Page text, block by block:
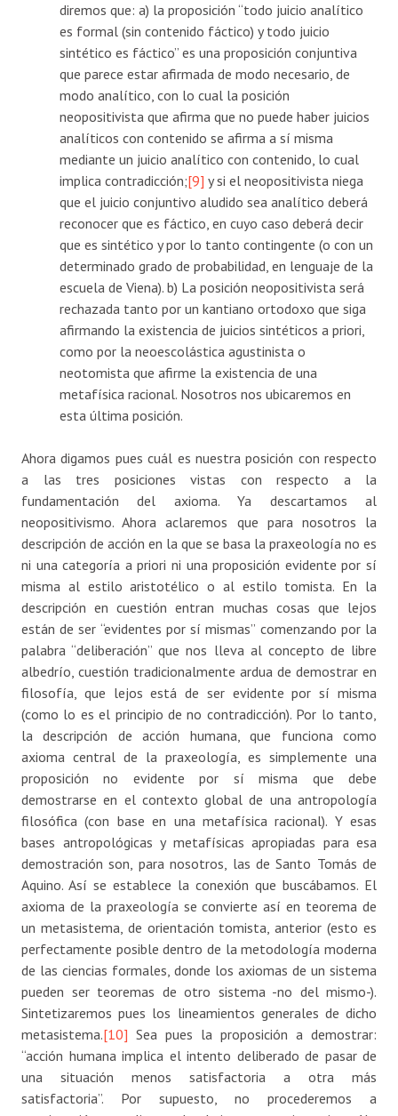
diremos que: a) la proposición “todo juicio analítico
es formal (sin contenido fáctico) y todo juicio
sintético es fáctico” es una proposición conjuntiva
que parece estar afirmada de modo necesario, de
modo analítico, con lo cual la posición
neopositivista que afirma que no puede haber juicios
analíticos con contenido se afirma a sí misma
mediante un juicio analítico con contenido, lo cual
implica contradicción;[9] y si el neopositivista niega
que el juicio conjuntivo aludido sea analítico deberá
reconocer que es fáctico, en cuyo caso deberá decir
que es sintético y por lo tanto contingente (o con un
determinado grado de probabilidad, en lenguaje de la
escuela de Viena). b) La posición neopositivista será
rechazada tanto por un kantiano ortodoxo que siga
afirmando la existencia de juicios sintéticos a priori,
como por la neoescolástica agustinista o
neotomista que afirme la existencia de una
metafísica racional. Nosotros nos ubicaremos en
esta última posición.
Ahora digamos pues cuál es nuestra posición con respecto
a las tres posiciones vistas con respecto a la
fundamentación del axioma. Ya descartamos al
neopositivismo. Ahora aclaremos que para nosotros la
descripción de acción en la que se basa la praxeología no es
ni una categoría a priori ni una proposición evidente por sí
misma al estilo aristotélico o al estilo tomista. En la
descripción en cuestión entran muchas cosas que lejos
están de ser “evidentes por sí mismas” comenzando por la
palabra “deliberación” que nos lleva al concepto de libre
albedrío, cuestión tradicionalmente ardua de demostrar en
filosofía, que lejos está de ser evidente por sí misma
(como lo es el principio de no contradicción). Por lo tanto,
la descripción de acción humana, que funciona como
axioma central de la praxeología, es simplemente una
proposición no evidente por sí misma que debe
demostrarse en el contexto global de una antropología
filosófica (con base en una metafísica racional). Y esas
bases antropológicas y metafísicas apropiadas para esa
demostración son, para nosotros, las de Santo Tomás de
Aquino. Así se establece la conexión que buscábamos. El
axioma de la praxeología se convierte así en teorema de
un metasistema, de orientación tomista, anterior (esto es
perfectamente posible dentro de la metodología moderna
de las ciencias formales, donde los axiomas de un sistema
pueden ser teoremas de otro sistema -no del mismo-).
Sintetizaremos pues los lineamientos generales de dicho
metasistema.[10] Sea pues la proposición a demostrar:
“acción humana implica el intento deliberado de pasar de
una situación menos satisfactoria a otra más
satisfactoria”. Por supuesto, no procederemos a